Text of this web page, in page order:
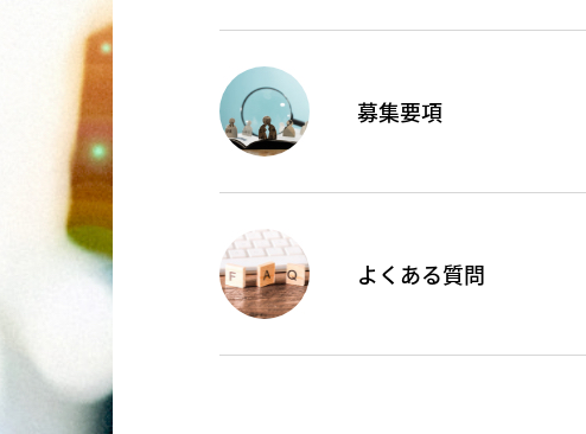
募集要項
よくある質問